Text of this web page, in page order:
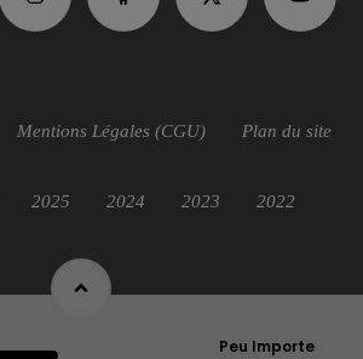
Peu Importe
Mentions Légales (CGU) Plan du site
2025 2024 2023 2022